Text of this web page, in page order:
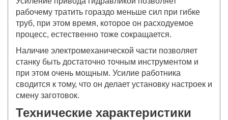
рабочему тратить гораздо меньше сил при гибке
труб, при этом время, которое он расходуемое
процесс, естественно тоже сокращается.
Наличие электромеханической части позволяет
станку быть достаточно точным инструментом и
при этом очень мощным. Усилие работника
сводится к тому, что он делает установку настроек и
смену заготовок.
Технические характеристики